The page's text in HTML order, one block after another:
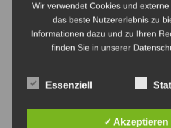
Wir verwendet Cookies und
das beste Nutzererlebnis zu
Informationen dazu und zu Ihren
finden Sie in unserer
Essenziell
✓ Akzeptieren